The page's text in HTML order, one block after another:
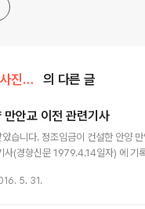
타임머신/옛사진읽기 의 다른 글
안교 이전 관련기사
습니다. 정조임금이 건설한 안양
사(경향신문 1979.4.14일자) 에 기
었던 당시 만안교의 모습입니다. 만
5. 31.